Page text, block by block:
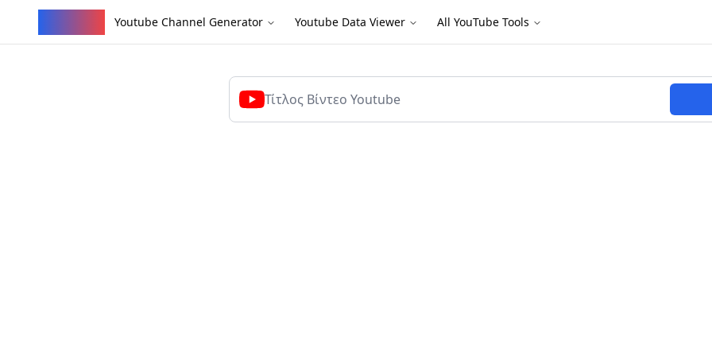
Youtube Channel Generator Youtube Data Viewer All YouTube Tools